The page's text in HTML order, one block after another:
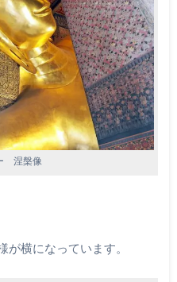
涅槃像
横になっています。